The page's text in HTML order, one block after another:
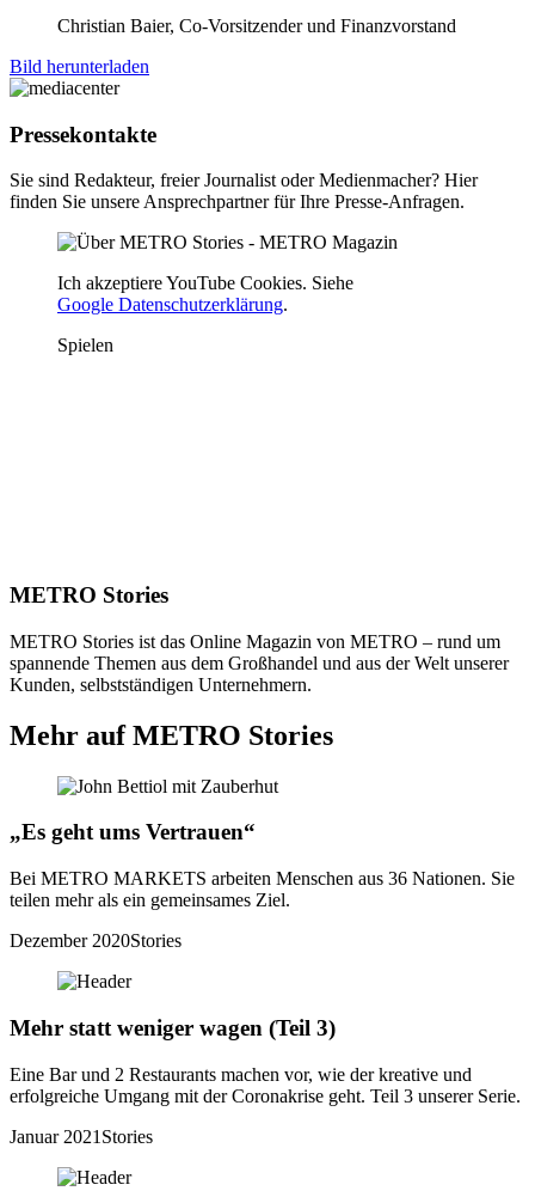
Christian Baier, Co-Vorsitzender und Finanzvorstand
Bild herunterladen
Pressekontakte
Sie sind Redakteur, freier Journalist oder Medienmacher? Hier
finden Sie unsere Ansprechpartner für Ihre Presse-Anfragen.
Ich akzeptiere YouTube Cookies. Siehe
Google Datenschutzerklärung.
Spielen
METRO Stories
METRO Stories ist das Online Magazin von METRO – rund um
spannende Themen aus dem Großhandel und aus der Welt unserer
Kunden, selbstständigen Unternehmern.
Mehr auf METRO Stories
„Es geht ums Vertrauen“
Bei METRO MARKETS arbeiten Menschen aus 36 Nationen. Sie
teilen mehr als ein gemeinsames Ziel.
Dezember 2020Stories
Mehr statt weniger wagen (Teil 3)
Eine Bar und 2 Restaurants machen vor, wie der kreative und
erfolgreiche Umgang mit der Coronakrise geht. Teil 3 unserer Serie.
Januar 2021 Stories